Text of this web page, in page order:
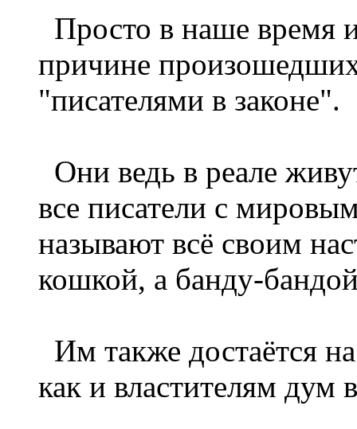
Просто в наше время
причине
"писателями в законе".
Они ведь в реале
все писатели с
называют всё своим
кошкой, а банду-
Им также достаётся
как и властителям дум